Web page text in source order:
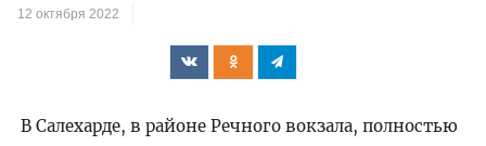
12 октября 2022
В Салехарде, в районе Речного вокзала, полностью